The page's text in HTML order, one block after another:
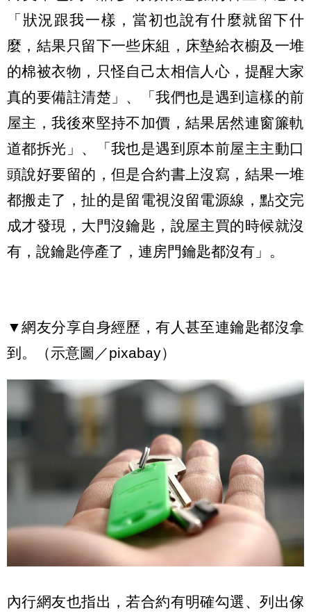
「狀況跟我一樣，當初也說有什麼就留下什
麼，結果只留下一些床組，床墊給衣櫥及一堆
的棉被衣物，只怪自己太相信人心，提醒大家
真的要備註清楚」、「我們也是遇到這樣的前
屋主，我後來堅持不加價，結果居然連窗簾軌
道都拆光」、「我也是遇到原本前屋主主動口
頭說好要留的，但是合約書上沒寫，結果一堆
都搬走了，扯的是留電視沒留電源線，點交完
成才發現，大門沒鑰匙，說屋主買的時候就沒
有，說鑰匙停產了，連房門鑰匙都沒有」。
▼網友分享自身經歷，有人甚至連鑰匙都沒拿
到。（示意圖／pixabay）
內行網友也指出，若合約有明確勾選、列出傢